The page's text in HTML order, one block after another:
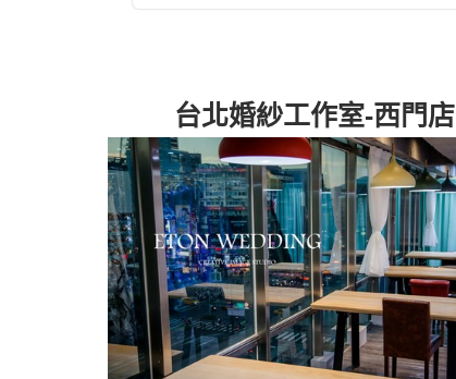
台北婚紗工作室-西門店